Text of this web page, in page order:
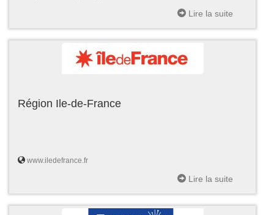
Lire la suite
Région Ile-de-France
www.iledefrance.fr
Lire la suite